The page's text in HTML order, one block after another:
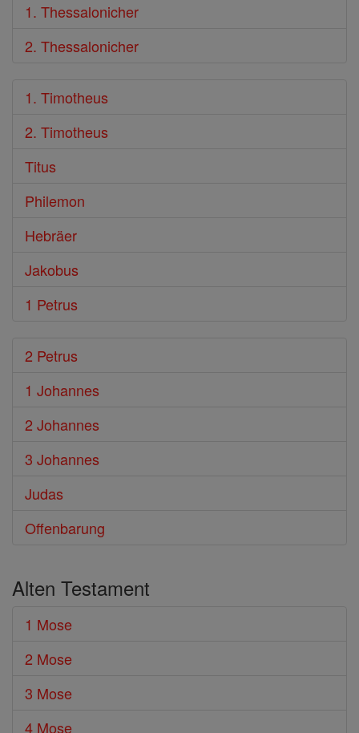
1. Thessalonicher
2. Thessalonicher
1. Timotheus
2. Timotheus
Titus
Philemon
Hebräer
Jakobus
1 Petrus
2 Petrus
1 Johannes
2 Johannes
3 Johannes
Judas
Offenbarung
Alten Testament
1 Mose
2 Mose
3 Mose
4 Mose